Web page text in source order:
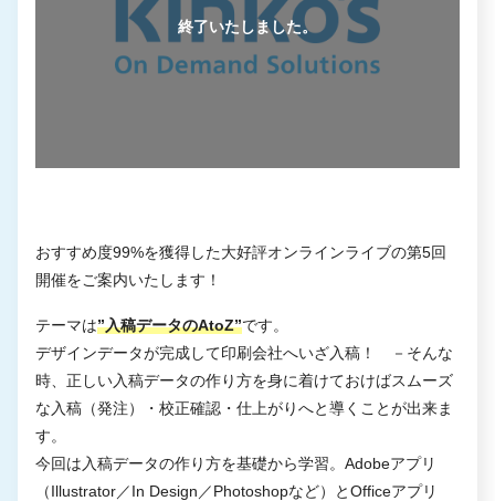
おすすめ度99%を獲得した大好評オンラインライブの第5回
開催をご案内いたします！
テーマは”入稿データのAtoZ”です。
デザインデータが完成して印刷会社へいざ入稿！ －そんな
時、正しい入稿データの作り方を身に着けておけばスムーズ
な入稿（発注）・校正確認・仕上がりへと導くことが出来ま
す。
今回は入稿データの作り方を基礎から学習。Adobeアプリ
（Illustrator／In Design／Photoshopなど）とOfficeアプリ